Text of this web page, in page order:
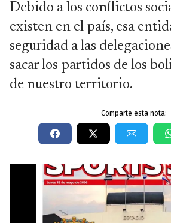
Debido a los conflictos
existen en el país, esa
seguridad a las
sacar los partidos de los
de nuestro territorio.
Comparte esta nota: